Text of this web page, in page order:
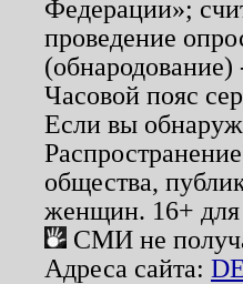
Федерации»;
проведение
(обнародование)
Часовой пояс
Если вы
общества,
женщин. 16+ для
СМИ не
Адреса сайта: